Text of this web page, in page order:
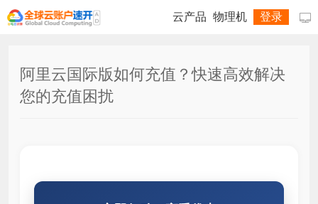

云产品 物理机 登录
阿里云国际版如何充值？快速高效解决
您的充值困扰